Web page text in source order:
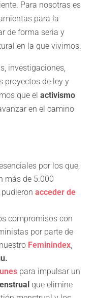
Para nosotras es
para la
de forma seria y
en la que vivimos.
investigaciones,
proyectos de ley y
que el activismo
en el camino
por los que,
más de 5.000
acceder de
compromisos con
por parte de
Feminindex,
para impulsar un
que elimine